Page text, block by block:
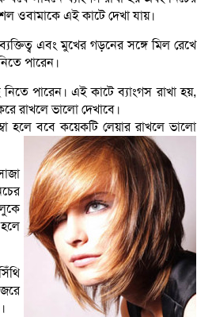
ওবামাকে এই কাটে দেখা যায়।
এবং মুখের গড়নের সঙ্গে মিল রেখে
পারেন।
পারেন। এই কাটে ব্যাংগস রাখা হয়,
রাখলে ভালো দেখাবে।
হলে ববে কয়েকটি লেয়ার রাখলে ভালো